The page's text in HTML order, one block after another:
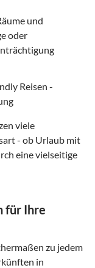
und
oder
Reisen -
viele
- ob Urlaub mit
eine vielseitige
für Ihre
zu jedem
in